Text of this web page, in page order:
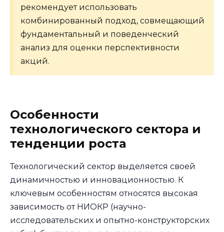
рекомендует использовать
комбинированный подход, совмещающий
фундаментальный и поведенческий
анализ для оценки перспективности
акций.
Особенности
технологического сектора и
тенденции роста
Технологический сектор выделяется своей
динамичностью и инновационностью. К
ключевым особенностям относятся высокая
зависимость от НИОКР (научно-
исследовательских и опытно-конструкторских